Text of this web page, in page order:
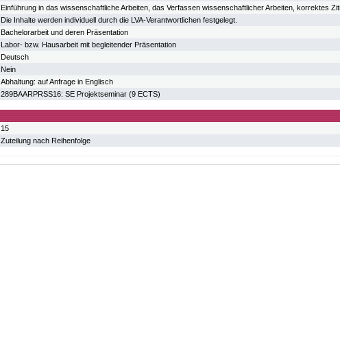
Einführung in das wissenschaftliche Arbeiten, das Verfassen wissenschaftlicher Arbeiten, korrektes
Die Inhalte werden individuell durch die LVA-Verantwortlichen festgelegt.
Bachelorarbeit und deren Präsentation
Labor- bzw. Hausarbeit mit begleitender Präsentation
Deutsch
Nein
Abhaltung: auf Anfrage in Englisch
289BAARPRSS16: SE Projektseminar (9 ECTS)
15
Zuteilung nach Reihenfolge